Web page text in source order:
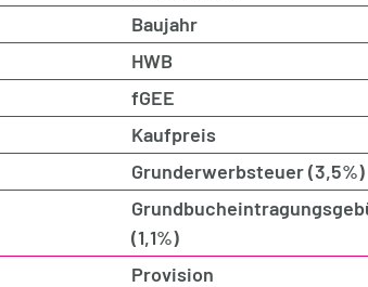
Baujahr
HWB
fGEE
Kaufpreis
Grunderwerbsteuer (3,5%)
(1,1%)
Provision